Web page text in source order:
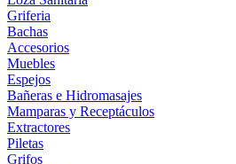
Griferia
Bachas
Accesorios
Muebles
Espejos
Bañeras e Hidromasajes
Mamparas y Receptáculos
Extractores
Piletas
Grifos